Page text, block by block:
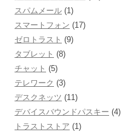
スパムメール (1)
スマートフォン (17)
ゼロトラスト (9)
タブレット (8)
チャット (5)
テレワーク (3)
デスクネッツ (11)
デバイスバウンドパスキー (4)
トラストストア (1)